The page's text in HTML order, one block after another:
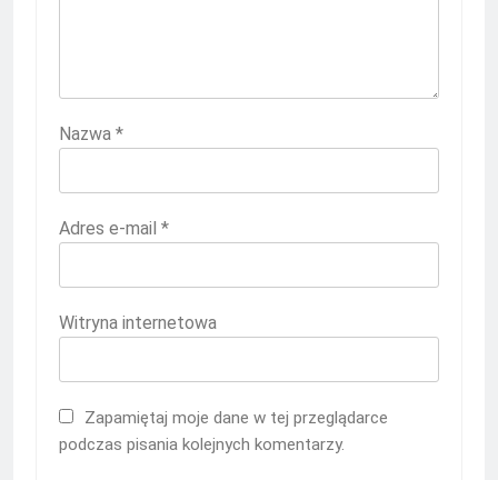
Nazwa *
Adres e-mail *
Witryna internetowa
Zapamiętaj moje dane w tej przeglądarce
podczas pisania kolejnych komentarzy.